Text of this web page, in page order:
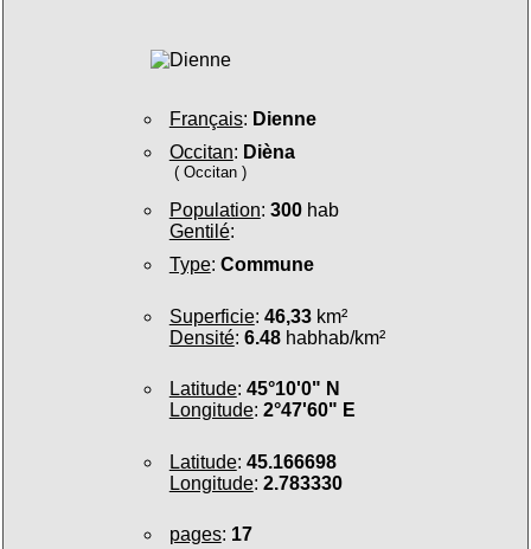
Français: Dienne
Occitan: Dièna
( Occitan )
Population: 300hab
Gentilé:
Type: Commune
Superficie: 46,33km²
Densité: 6.48habhab/km²
Latitude: 45°10'0" N
Longitude: 2°47'60" E
Latitude: 45.166698
Longitude: 2.783330
pages: 17